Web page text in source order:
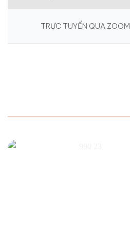
TRỰC TUYẾN QUA ZOOM